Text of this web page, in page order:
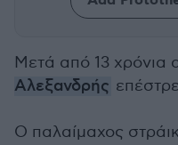
Μετά από 13 χρόνια
Αλεξανδρής
O παλαίμαχος